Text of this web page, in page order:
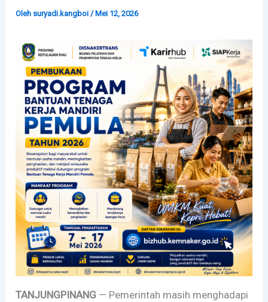
Oleh suryadi.kangboi /Mei 12, 2026
TANJUNGPINANG — Pemerintah masih menghadapi